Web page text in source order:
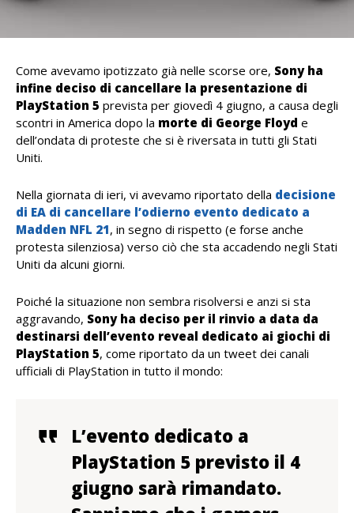
Come avevamo ipotizzato già nelle scorse ore, Sony ha
infine deciso di cancellare la presentazione di
PlayStation 5 prevista per giovedì 4 giugno, a causa degli
scontri in America dopo la morte di George Floyd e
dell’ondata di proteste che si è riversata in tutti gli Stati
Uniti.
Nella giornata di ieri, vi avevamo riportato della decisione
di EA di cancellare l’odierno evento dedicato a
Madden NFL 21, in segno di rispetto (e forse anche
protesta silenziosa) verso ciò che sta accadendo negli Stati
Uniti da alcuni giorni.
Poiché la situazione non sembra risolversi e anzi si sta
aggravando, Sony ha deciso per il rinvio a data da
destinarsi dell’evento reveal dedicato ai giochi di
PlayStation 5, come riportato da un tweet dei canali
ufficiali di PlayStation in tutto il mondo:
L’evento dedicato a
PlayStation 5 previsto il 4
giugno sarà rimandato.